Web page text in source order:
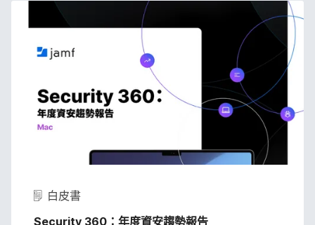
白皮書
Security 360 ：​年度​資安​趨勢報告